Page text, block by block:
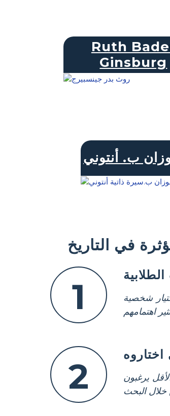
Ruth
Ginsburg
ب. أنتوني
في التاريخ
1
شخصية
2
يرغبون